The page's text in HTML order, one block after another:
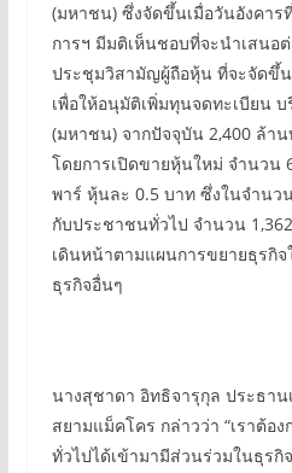
(มหาชน) ซึ่งจัดขึ้นเมื่อวันอังคา
การฯ มีมติเห็นชอบที่จะนำเสนอ
ประชุมวิสามัญผู้ถือหุ้น ที่จะจัดขึ้
เพื่อให้อนุมัติเพิ่มทุนจดทะเบียน
(มหาชน) จากปัจจุบัน 2,400 ล้า
โดยการเปิดขายหุ้นใหม่ จำนวน
พาร์ หุ้นละ 0.5 บาท ซึ่งในจำนว
กับประชาชนทั่วไป จำนวน
เดินหน้าตามแผนการขยายธุรกิ
ธุรกิจอื่นๆ
นางสุชาดา อิทธิจารุกุล ประธา
สยามแม็คโคร กล่าวว่า “เราต้
ทั่วไปได้เข้ามามีส่วนร่วมในธุร